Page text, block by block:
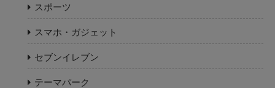
スポーツ
スマホ・ガジェット
セブンイレブン
テーマパーク